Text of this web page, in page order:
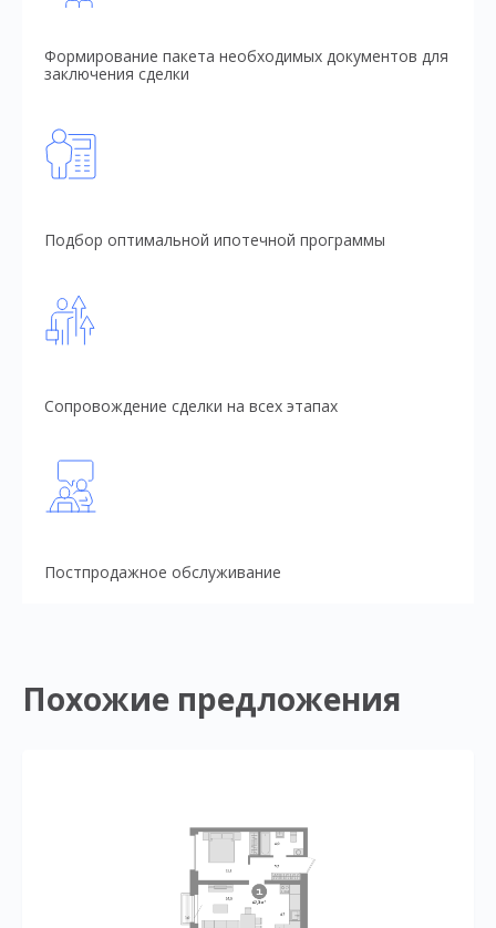
Формирование пакета необходимых документов для
заключения сделки
Подбор оптимальной ипотечной программы
Сопровождение сделки на всех этапах
Постпродажное обслуживание
Похожие предложения